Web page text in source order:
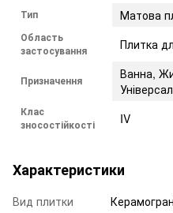
Тип Матова
Область
застосування
Плитка
Призначення
Ванна,
Клас
зносостійкості
IV
Характеристики
Вид плитки